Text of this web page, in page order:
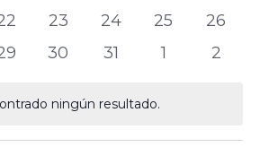
eventoseventoseventos
0
eventos
23
0
eventos
24
0
eventos
25
0
26
0
30
0
31
0
1
0
2
ningún resultado.